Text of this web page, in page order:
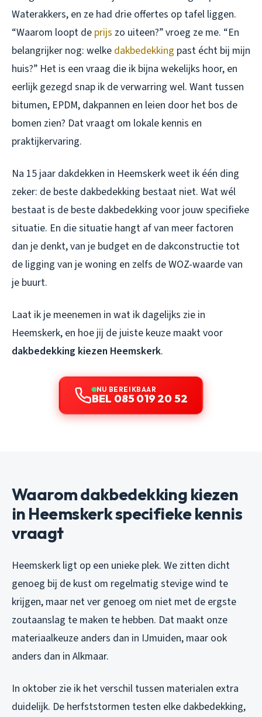
Waterakkers, en ze had drie offertes op tafel liggen.
“Waarom loopt de prijs zo uiteen?” vroeg ze me. “En
belangrijker nog: welke dakbedekking past écht bij mijn
huis?” Het is een vraag die ik bijna wekelijks hoor, en
eerlijk gezegd snap ik de verwarring wel. Want tussen
bitumen, EPDM, dakpannen en leien door het bos de
bomen zien? Dat vraagt om lokale kennis en
praktijkervaring.
Na 15 jaar dakdekken in Heemskerk weet ik één ding
zeker: de beste dakbedekking bestaat niet. Wat wél
bestaat is de beste dakbedekking voor jouw specifieke
situatie. En die situatie hangt af van meer factoren
dan je denkt, van je budget en de dakconstructie tot
de ligging van je woning en zelfs de WOZ-waarde van
je buurt.
Laat ik je meenemen in wat ik dagelijks zie in
Heemskerk, en hoe jij de juiste keuze maakt voor
dakbedekking kiezen Heemskerk.
NU BEREIKBAAR
BEL 085 019 20 52
Waarom dakbedekking kiezen
in Heemskerk specifieke kennis
vraagt
Heemskerk ligt op een unieke plek. We zitten dicht
genoeg bij de kust om regelmatig stevige wind te
krijgen, maar net ver genoeg om niet met de ergste
zoutaanslag te maken te hebben. Dat maakt onze
materiaalkeuze anders dan in IJmuiden, maar ook
anders dan in Alkmaar.
In oktober zie ik het verschil tussen materialen extra
duidelijk. De herfststormen testen elke dakbedekking,